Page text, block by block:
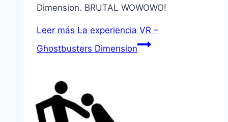
Dimension. BRUTAL WOWOWO!
Leer más La experiencia VR –
Ghostbusters Dimension